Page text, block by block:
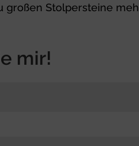
großen Stolpersteine
mir!